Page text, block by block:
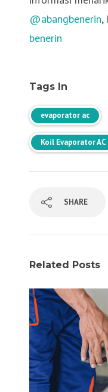
@abangbenerin,
benerin
Tags In
evaporator ac
Koil Evaporator AC
SHARE
Related Posts